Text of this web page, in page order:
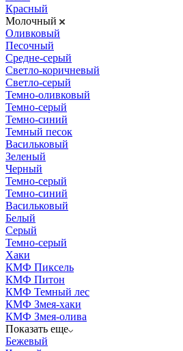
Красный
Молочный
Оливковый
Песочный
Средне-серый
Светло-коричневый
Светло-серый
Темно-оливковый
Темно-серый
Темно-синий
Темный песок
Васильковый
Зеленый
Черный
Темно-серый
Темно-синий
Васильковый
Белый
Серый
Темно-серый
Хаки
КМФ Пиксель
КМФ Питон
КМФ Темный лес
КМФ Змея-хаки
КМФ Змея-олива
Показать еще
Бежевый